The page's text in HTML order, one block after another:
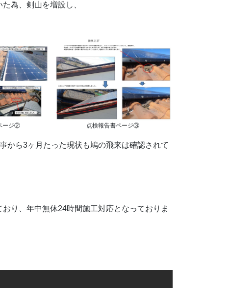
為、剣山を増設し、
ージ② 点検報告書ページ③
から3ヶ月たった現状も鳩の飛来は確認されて
り、年中無休24時間施工対応となっておりま